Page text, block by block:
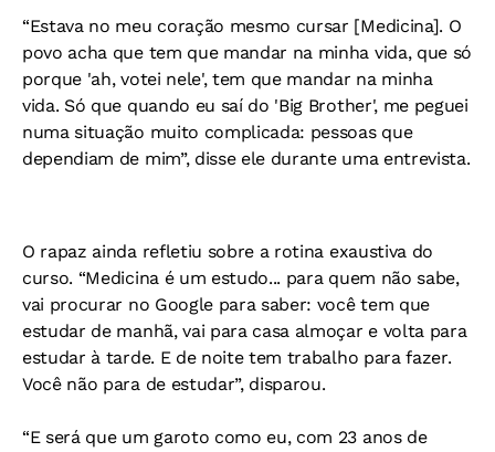
“Estava no meu coração mesmo cursar [Medicina]. O
povo acha que tem que mandar na minha vida, que só
porque 'ah, votei nele', tem que mandar na minha
vida. Só que quando eu saí do 'Big Brother', me peguei
numa situação muito complicada: pessoas que
dependiam de mim”, disse ele durante uma entrevista.
O rapaz ainda refletiu sobre a rotina exaustiva do
curso. “Medicina é um estudo... para quem não sabe,
vai procurar no Google para saber: você tem que
estudar de manhã, vai para casa almoçar e volta para
estudar à tarde. E de noite tem trabalho para fazer.
Você não para de estudar”, disparou.
“E será que um garoto como eu, com 23 anos de